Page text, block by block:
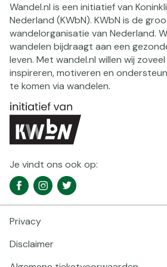
Wandel.nl is een initiatief van
Nederland (KWbN). KWbN is de
wandelorganisatie van Nederland.
wandelen bijdraagt aan een
leven. Met wandel.nl willen wij
inspireren, motiveren en
te komen via wandelen.
Je vindt ons ook op:
Social
media
FacebookInstagramTwitter
Footer
navigatie
Privacy
Disclaimer